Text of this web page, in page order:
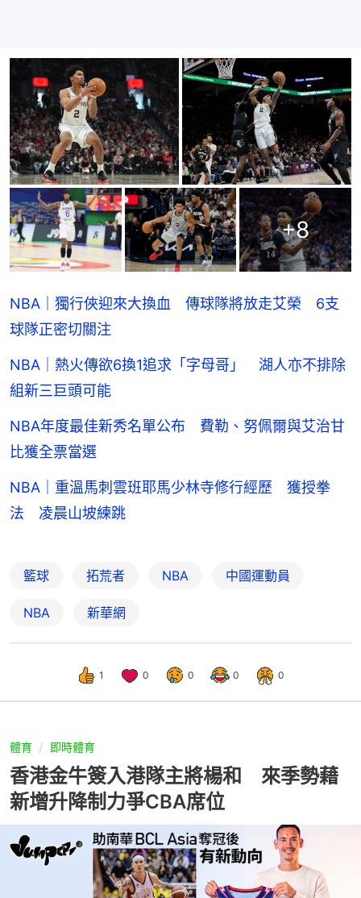
+8
NBA｜獨行俠迎來大換血 傳球隊將放走艾榮 6支
球隊正密切關注
NBA｜熱火傳欲6換1追求「字母哥」 湖人亦不排除
組新三巨頭可能
NBA年度最佳新秀名單公布 費勒、努佩爾與艾治甘
比獲全票當選
NBA｜重溫馬刺雲班耶馬少林寺修行經歷 獲授拳
法 凌晨山坡練跳
籃球 拓荒者 NBA 中國運動員
NBA 新華網
1 0 0 0 0
體育 即時體育
香港金牛簽入港隊主將楊和 來季勢藉
新增升降制力爭CBA席位